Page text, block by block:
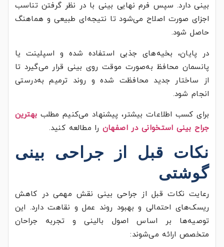
بینی دارد. سپس فرم نهایی بینی با در نظر گرفتن تناسب
اجزای صورت اصلاح می‌شود تا نتیجه‌ای طبیعی و هماهنگ
حاصل شود.
در پایان، بخیه‌های جذبی استفاده شده و اسپلینت یا
پانسمان محافظ به‌صورت موقت روی بینی قرار می‌گیرد تا
از ساختار جدید محافظت شده و روند ترمیم به‌درستی
انجام شود.
برای کسب اطلاعات بیشتر، پیشنهاد می‌کنیم مطلب بهترین
جراح بینی استخوانی در اصفهان را مطالعه کنید.
نکات قبل از جراحی بینی
گوشتی
رعایت نکات قبل از جراحی بینی نقش مهمی در کاهش
ریسک‌های احتمالی و بهبود روند عمل و نقاهت دارد. این
توصیه‌ها بر اساس اصول بالینی و تجربه جراحان
متخصص ارائه می‌شوند: